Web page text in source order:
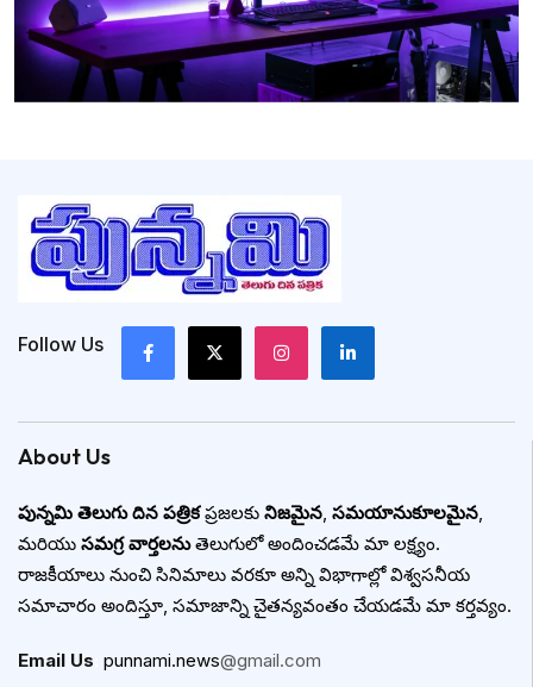
Follow Us
About Us
పున్నమి తెలుగు దిన పత్రికప్రజలకు నిజమైన, సమయానుకూలమైన,
మరియు సమగ్ర వార్తలనుతెలుగులో అందించడమే మా లక్ష్యం.
రాజకీయాలు నుంచి సినిమాలు వరకూ అన్ని విభాగాల్లో విశ్వసనీయ
సమాచారం అందిస్తూ, సమాజాన్ని చైతన్యవంతం చేయడమే మా కర్తవ్యం.
Email Us punnami.news@gmail.com